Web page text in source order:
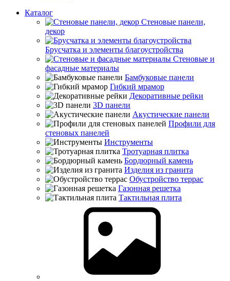
Каталог
Стеновые панели,
декор
Брусчатка и элементы благоустройства
Стеновые и
фасадные материалы
Бамбуковые панели
Гибкий мрамор
Декоративные рейки
3D панели
Акустические панели
Профили для
стеновых панелей
Инструменты
Тротуарная плитка
Бордюрный камень
Изделия из гранита
Обустройство террас
Газонная решетка
Тактильная плита